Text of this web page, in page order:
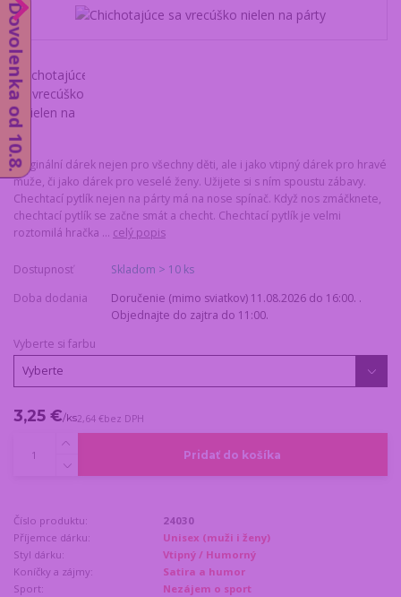
Originální dárek nejen pro všechny děti, ale i jako vtipný dárek pro hravé
muže, či jako dárek pro veselé ženy. Užijete si s ním spoustu zábavy.
Chechtací pytlík nejen na párty má na nose spínač. Když nos zmáčknete,
chechtací pytlík se začne smát a checht. Chechtací pytlík je velmi
roztomilá hračka ... celý popis
Dostupnosť
Skladom > 10 ks
Doba dodania
Doručenie (mimo sviatkov) 11.08.2026 do 16:00. .
Objednajte do zajtra do 11:00.
Vyberte si farbu
3,25 €/ks2,64 €bez DPH
Pridať do košíka
Číslo produktu:
24030
Příjemce dárku:
Unisex (muži i ženy)
Styl dárku:
Vtipný / Humorný
Koníčky a zájmy:
Satira a humor
Sport:
Nezájem o sport
Dovolenka od 10.8.